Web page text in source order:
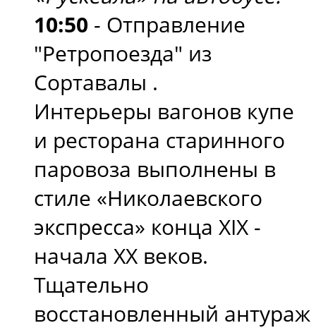
10:50 - Отправление
"Ретропоезда" из
Сортавалы .
Интерьеры вагонов купе
и ресторана старинного
паровоза выполнены в
стиле «Николаевского
экспресса» конца XIX -
начала XX веков.
Тщательно
восстановленный антураж